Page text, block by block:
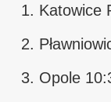
Katowice
Opole